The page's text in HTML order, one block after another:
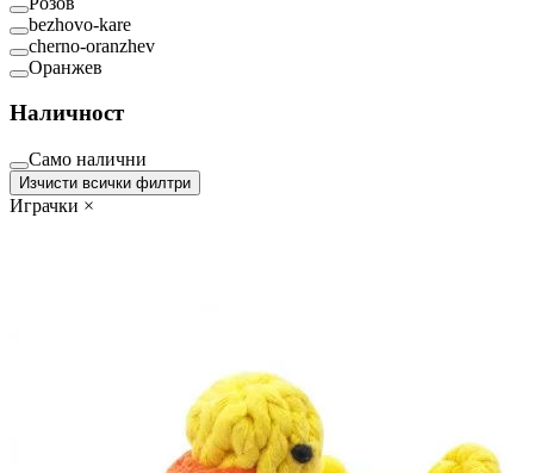
bezhovo-kare
cherno-oranzhev
Оранжев
Наличност
Само налични
Изчисти всички филтри
Играчки ×